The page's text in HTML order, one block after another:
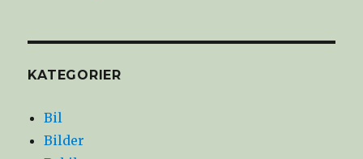
KATEGORIER
Bil
Bilder